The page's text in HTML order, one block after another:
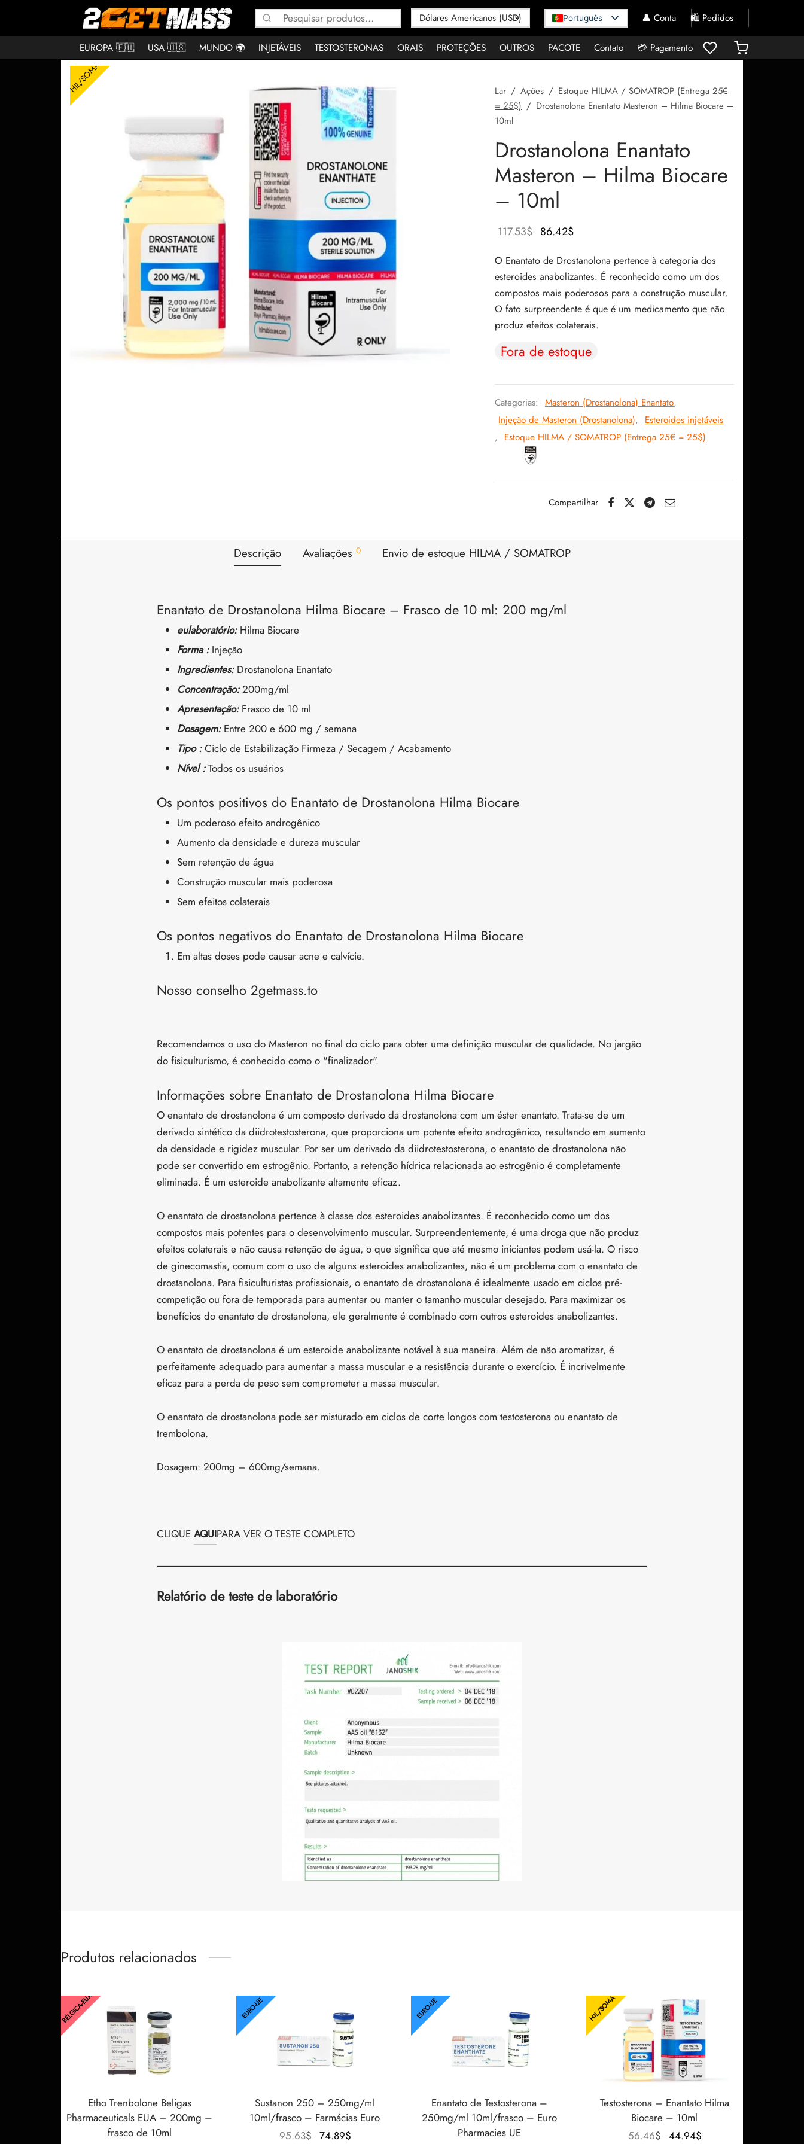
Pesquisar
por:
Português 👤 Conta 🛍️ Pedidos
EUROPA 🇪🇺 USA 🇺🇸 MUNDO 🌍 INJETÁVEIS TESTOSTERONAS ORAIS PROTEÇÕES OUTROS PACOTE Contato 💳 Pagamento
HIL/SOMA Lar / Ações / Estoque HILMA / SOMATROP (Entrega 25€
= 25$) / Drostanolona Enantato Masteron – Hilma Biocare –
10ml
Drostanolona Enantato
Masteron – Hilma Biocare
– 10ml
117.53$ O preço
era:
117.53$.
86.42$
atual é:
86.42$.
O Enantato de Drostanolona pertence à categoria dos
esteroides anabolizantes. É reconhecido como um dos
compostos mais poderosos para a construção muscular.
O fato surpreendente é que é um medicamento que não
produz efeitos colaterais.
Fora de estoque
Categorias: Masteron (Drostanolona) Enantato,
Injeção de Masteron (Drostanolona),
Esteroides injetáveis
,
Estoque HILMA / SOMATROP (Entrega 25€ = 25$)
Compartilhar
Descrição Avaliações 0 Envio de estoque HILMA / SOMATROP
Enantato de Drostanolona Hilma Biocare – Frasco de 10 ml: 200 mg/ml
eulaboratório: Hilma Biocare
Forma : Injeção
Ingredientes: Drostanolona Enantato
Concentração:200mg/ml
Apresentação: Frasco de 10 ml
Dosagem: Entre 200 e 600 mg / semana
Tipo :Ciclo de Estabilização Firmeza / Secagem / Acabamento
Nível : Todos os usuários
Os pontos positivos do Enantato de Drostanolona Hilma Biocare
Um poderoso efeito androgênico
Aumento da densidade e dureza muscular
Sem retenção de água
Construção muscular mais poderosa
Sem efeitos colaterais
Os pontos negativos do Enantato de Drostanolona Hilma Biocare
Em altas doses pode causar acne e calvície.
Nosso conselho 2getmass.to
Recomendamos o uso do Masteron no final do ciclo para obter uma definição muscular de qualidade. No jargão
do fisiculturismo, é conhecido como o "finalizador".
Informações sobre Enantato de Drostanolona Hilma Biocare
O enantato de drostanolona é um composto derivado da drostanolona com um éster enantato. Trata-se de um
derivado sintético da diidrotestosterona, que proporciona um potente efeito androgênico, resultando em aumento
da densidade e rigidez muscular. Por ser um derivado da diidrotestosterona, o enantato de drostanolona não
pode ser convertido em estrogênio. Portanto, a retenção hídrica relacionada ao estrogênio é completamente
eliminada. É um esteroide anabolizante altamente eficaz.
O enantato de drostanolona pertence à classe dos esteroides anabolizantes. É reconhecido como um dos
compostos mais potentes para o desenvolvimento muscular. Surpreendentemente, é uma droga que não produz
efeitos colaterais e não causa retenção de água, o que significa que até mesmo iniciantes podem usá-la. O risco
de ginecomastia, comum com o uso de alguns esteroides anabolizantes, não é um problema com o enantato de
drostanolona. Para fisiculturistas profissionais, o enantato de drostanolona é idealmente usado em ciclos pré-
competição ou fora de temporada para aumentar ou manter o tamanho muscular desejado. Para maximizar os
benefícios do enantato de drostanolona, ele geralmente é combinado com outros esteroides anabolizantes.
O enantato de drostanolona é um esteroide anabolizante notável à sua maneira. Além de não aromatizar, é
perfeitamente adequado para aumentar a massa muscular e a resistência durante o exercício. É incrivelmente
eficaz para a perda de peso sem comprometer a massa muscular.
O enantato de drostanolona pode ser misturado em ciclos de corte longos com testosterona ou enantato de
trembolona.
Dosagem: 200mg – 600mg/semana.
CLIQUE AQUIPARA VER O TESTE COMPLETO
Relatório de teste de laboratório
Produtos relacionados
BÉLGICA-EUA
Etho Trenbolone Beligas
Pharmaceuticals EUA – 200mg –
frasco de 10ml
EURO-UE
Sustanon 250 – 250mg/ml
10ml/frasco – Farmácias Euro
95.63$
O
74.89$
EURO-UE
Enantato de Testosterona –
250mg/ml 10ml/frasco – Euro
Pharmacies UE
HIL/SOMA
Testosterona – Enantato Hilma
Biocare – 10ml
56.46$ O preço
44.94$